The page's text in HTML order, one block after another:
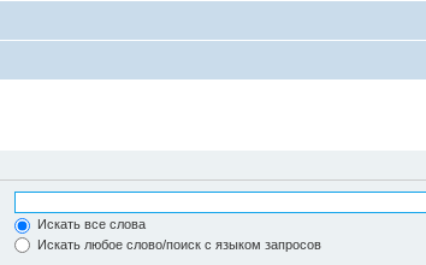
Искать все слова
Искать любое слово/поиск с языком запросов